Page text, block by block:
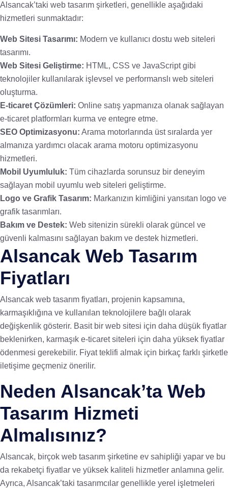
Alsancak’taki web tasarım şirketleri, genellikle aşağıdaki
hizmetleri sunmaktadır:
Web Sitesi Tasarımı: Modern ve kullanıcı dostu web siteleri
tasarımı.
Web Sitesi Geliştirme: HTML, CSS ve JavaScript gibi
teknolojiler kullanılarak işlevsel ve performanslı web siteleri
oluşturma.
E-ticaret Çözümleri: Online satış yapmanıza olanak sağlayan
e-ticaret platformları kurma ve entegre etme.
SEO Optimizasyonu: Arama motorlarında üst sıralarda yer
almanıza yardımcı olacak arama motoru optimizasyonu
hizmetleri.
Mobil Uyumluluk: Tüm cihazlarda sorunsuz bir deneyim
sağlayan mobil uyumlu web siteleri geliştirme.
Logo ve Grafik Tasarım: Markanızın kimliğini yansıtan logo ve
grafik tasarımları.
Bakım ve Destek: Web sitenizin sürekli olarak güncel ve
güvenli kalmasını sağlayan bakım ve destek hizmetleri.
Alsancak Web Tasarım
Fiyatları
Alsancak web tasarım fiyatları, projenin kapsamına,
karmaşıklığına ve kullanılan teknolojilere bağlı olarak
değişkenlik gösterir. Basit bir web sitesi için daha düşük fiyatlar
beklenirken, karmaşık e-ticaret siteleri için daha yüksek fiyatlar
ödenmesi gerekebilir. Fiyat teklifi almak için birkaç farklı şirketle
iletişime geçmeniz önerilir.
Neden Alsancak’ta Web
Tasarım Hizmeti
Almalısınız?
Alsancak, birçok web tasarım şirketine ev sahipliği yapar ve bu
da rekabetçi fiyatlar ve yüksek kaliteli hizmetler anlamına gelir.
Ayrıca, Alsancak’taki tasarımcılar genellikle yerel işletmeleri